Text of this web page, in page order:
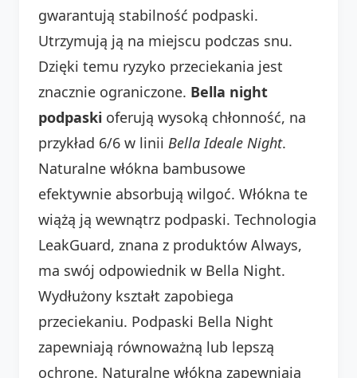
gwarantują stabilność podpaski.
Utrzymują ją na miejscu podczas snu.
Dzięki temu ryzyko przeciekania jest
znacznie ograniczone. Bella night
podpaski oferują wysoką chłonność, na
przykład 6/6 w linii Bella Ideale Night.
Naturalne włókna bambusowe
efektywnie absorbują wilgoć. Włókna te
wiążą ją wewnątrz podpaski. Technologia
LeakGuard, znana z produktów Always,
ma swój odpowiednik w Bella Night.
Wydłużony kształt zapobiega
przeciekaniu. Podpaski Bella Night
zapewniają równoważną lub lepszą
ochronę. Naturalne włókna zapewniają